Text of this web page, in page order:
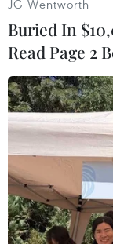
#Thiết bị báo
JG Wentworth
Buried In
Read Page 2